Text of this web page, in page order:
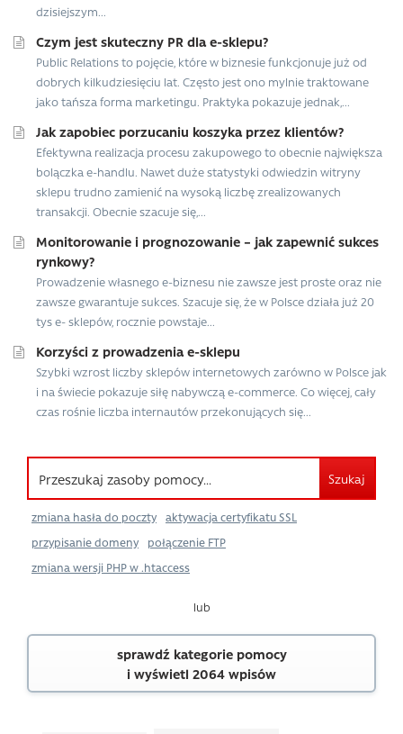
dzisiejszym...
Czym jest skuteczny PR dla e-sklepu?
Public Relations to pojęcie, które w biznesie funkcjonuje już od
dobrych kilkudziesięciu lat. Często jest ono mylnie traktowane
jako tańsza forma marketingu. Praktyka pokazuje jednak,...
Jak zapobiec porzucaniu koszyka przez klientów?
Efektywna realizacja procesu zakupowego to obecnie największa
bolączka e-handlu. Nawet duże statystyki odwiedzin witryny
sklepu trudno zamienić na wysoką liczbę zrealizowanych
transakcji. Obecnie szacuje się,...
Monitorowanie i prognozowanie – jak zapewnić sukces
rynkowy?
Prowadzenie własnego e-biznesu nie zawsze jest proste oraz nie
zawsze gwarantuje sukces. Szacuje się, że w Polsce działa już 20
tys e- sklepów, rocznie powstaje...
Korzyści z prowadzenia e-sklepu
Szybki wzrost liczby sklepów internetowych zarówno w Polsce jak
i na świecie pokazuje siłę nabywczą e-commerce. Co więcej, cały
czas rośnie liczba internautów przekonujących się...
Szukaj
zmiana hasła do poczty
aktywacja certyfikatu SSL
przypisanie domeny
połączenie FTP
zmiana wersji PHP w .htaccess
lub
sprawdź kategorie pomocy
i wyświetl 2064 wpisów